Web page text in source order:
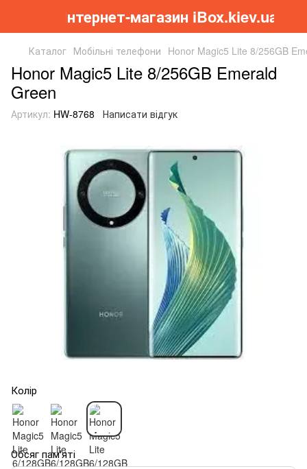
Інтернет-магазин iBox.kiev.ua
Каталог Мобільні телефони Honor Magic5 Lite 8/256GB
Honor Magic5 Lite 8/256GB Emerald
Green
Артикул: HW-8768 Написати відгук
Колір
Обсяг пам'яті